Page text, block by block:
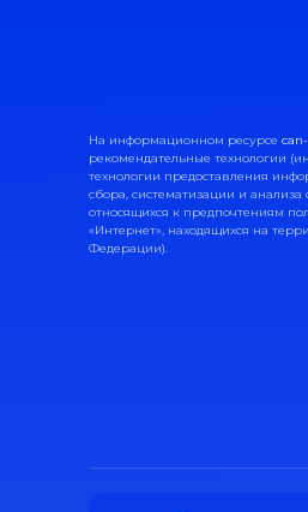
На информационном ресурсе
рекомендательные технологии
технологии предоставления
сбора, систематизации и анализа
относящихся к предпочтениям
«Интернет», находящихся на
Федерации).